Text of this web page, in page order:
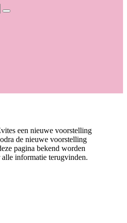
een nieuwe voorstelling
de nieuwe voorstelling
pagina bekend worden
informatie terugvinden.